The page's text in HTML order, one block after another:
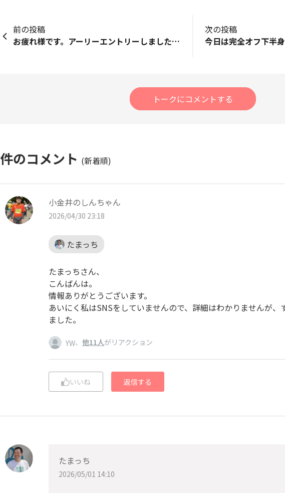
前の投稿
お疲れ様です。アーリーエントリーしました！2年ぶり、5度目の挑戦、若干58歳。さて、整えて行きましょう♪今年は娘のボーイフレンドとのRUN👍楽しみます😊
次の投稿
トークにコメントする
件のコメント (新着順)
小金井のしんちゃん
2026/04/30 23:18
たまっち
たまっちさん、
こんばんは。
情報ありがとうございます。
あいにく私はSNSをしていませんので、詳細はわかりませんが、
ました。
YW、 他11人がリアクション
いいね 返信する
たまっち
2026/05/01 14:10